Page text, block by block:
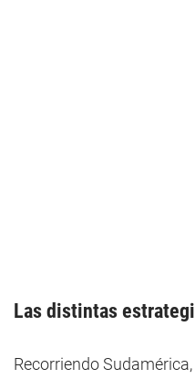
Las distintas
Recorriendo Sudamérica,